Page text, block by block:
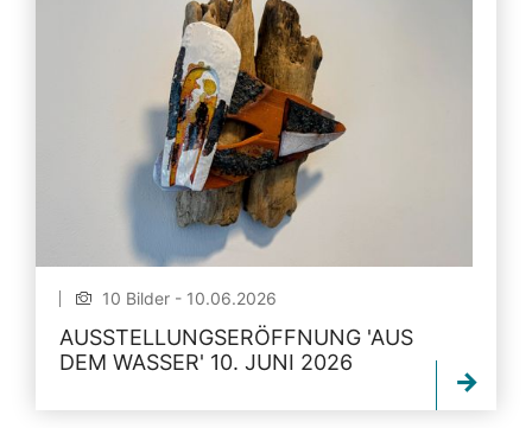
10 Bilder - 10.06.2026
AUSSTELLUNGSERÖFFNUNG 'AUS
DEM WASSER' 10. JUNI 2026